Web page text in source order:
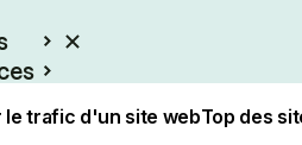
le trafic d'un site webTop des